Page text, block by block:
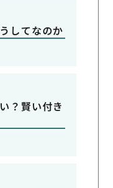
してなのか
？賢い付き